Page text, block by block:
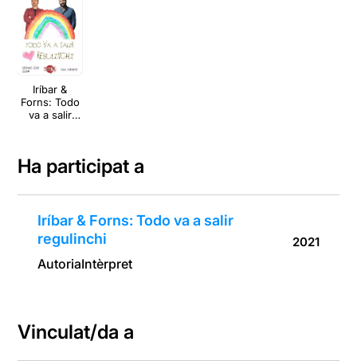
Iríbar &
Forns: Todo
va a salir
Ha participat a
Iríbar & Forns: Todo va a salir
regulinchi
AutoriaIntèrpret
2021
Vinculat/da a